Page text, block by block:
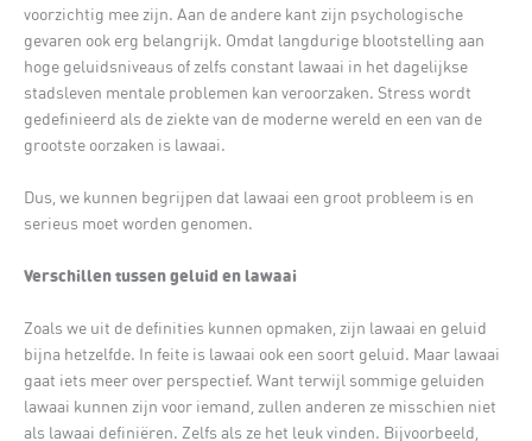
voorzichtig mee zijn. Aan de andere kant zijn psychologische
gevaren ook erg belangrijk. Omdat langdurige blootstelling aan
hoge geluidsniveaus of zelfs constant lawaai in het dagelijkse
stadsleven mentale problemen kan veroorzaken. Stress wordt
gedefinieerd als de ziekte van de moderne wereld en een van de
grootste oorzaken is lawaai.
Dus, we kunnen begrijpen dat lawaai een groot probleem is en
serieus moet worden genomen.
Verschillen tussen geluid en lawaai
Zoals we uit de definities kunnen opmaken, zijn lawaai en geluid
bijna hetzelfde. In feite is lawaai ook een soort geluid. Maar lawaai
gaat iets meer over perspectief. Want terwijl sommige geluiden
lawaai kunnen zijn voor iemand, zullen anderen ze misschien niet
als lawaai definiëren. Zelfs als ze het leuk vinden. Bijvoorbeeld,